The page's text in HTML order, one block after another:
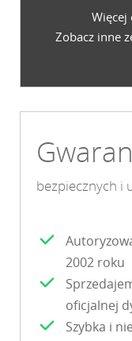
Więcej
Zobacz inne
bezpiecznych i
2002 roku
oficjalnej
Szybka i